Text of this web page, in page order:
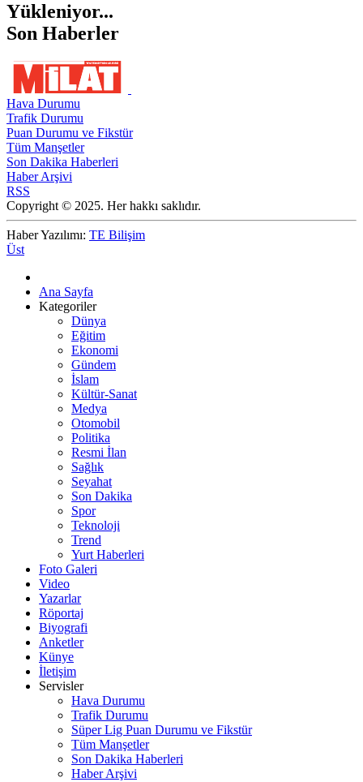
Yükleniyor...
Son Haberler
Hava Durumu
Trafik Durumu
Puan Durumu ve Fikstür
Tüm Manşetler
Son Dakika Haberleri
Haber Arşivi
RSS
Copyright © 2025. Her hakkı saklıdır.
Haber Yazılımı: TE Bilişim
Üst
Ana Sayfa
Kategoriler
Dünya
Eğitim
Ekonomi
Gündem
İslam
Kültür-Sanat
Medya
Otomobil
Politika
Resmi İlan
Sağlık
Seyahat
Son Dakika
Spor
Teknoloji
Trend
Yurt Haberleri
Foto Galeri
Video
Yazarlar
Röportaj
Biyografi
Anketler
Künye
İletişim
Servisler
Hava Durumu
Trafik Durumu
Süper Lig Puan Durumu ve Fikstür
Tüm Manşetler
Son Dakika Haberleri
Haber Arşivi